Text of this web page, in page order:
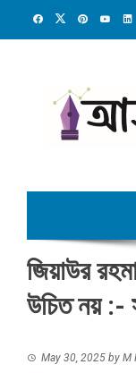
জিয়াউর
উচিত নয় :-
May 30, 2025 by M